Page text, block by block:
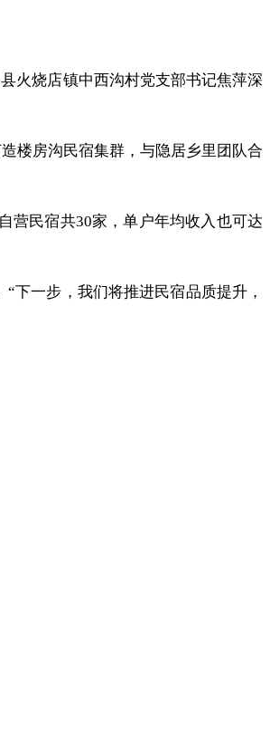
火烧店镇中西沟村党支部书记焦萍深
楼房沟民宿集群，与隐居乡里团队合
营民宿共30家，单户年均收入也可达
下一步，我们将推进民宿品质提升，